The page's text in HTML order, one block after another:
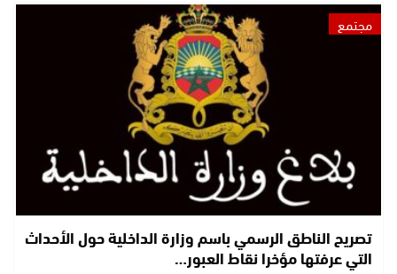
مجتمع
تصريح الناطق الرسمي باسم وزارة الداخلية حول الأحداث
التي عرفتها مؤخرا نقاط العبور…